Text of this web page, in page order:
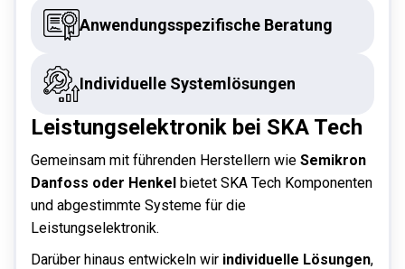
Anwendungsspezifische Beratung
Individuelle Systemlösungen
Leistungselektronik bei SKA Tech
Gemeinsam mit führenden Herstellern wie Semikron
Danfoss oder Henkel bietet SKA Tech Komponenten
und abgestimmte Systeme für die
Leistungselektronik.
Darüber hinaus entwickeln wir individuelle Lösungen,